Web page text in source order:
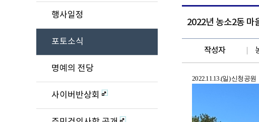
행사일정
포토소식
명예의 전당
사이버반상회
2022년 농소2동 마
작성자
2022.11.13.(일) 신청공원